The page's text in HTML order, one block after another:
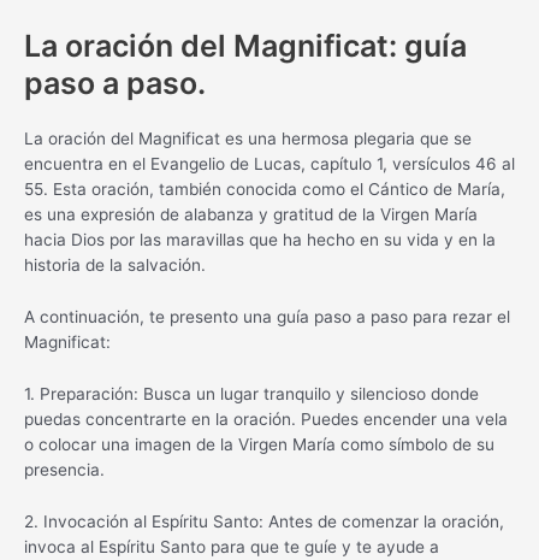
La oración del Magnificat: guía
paso a paso.
La oración del Magnificat es una hermosa plegaria que se
encuentra en el Evangelio de Lucas, capítulo 1, versículos 46 al
55. Esta oración, también conocida como el Cántico de María,
es una expresión de alabanza y gratitud de la Virgen María
hacia Dios por las maravillas que ha hecho en su vida y en la
historia de la salvación.
A continuación, te presento una guía paso a paso para rezar el
Magnificat:
1. Preparación: Busca un lugar tranquilo y silencioso donde
puedas concentrarte en la oración. Puedes encender una vela
o colocar una imagen de la Virgen María como símbolo de su
presencia.
2. Invocación al Espíritu Santo: Antes de comenzar la oración,
invoca al Espíritu Santo para que te guíe y te ayude a